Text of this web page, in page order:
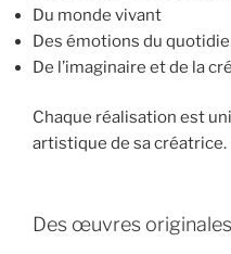
Du monde vivant
Des émotions du
De l’imaginaire et de la
Chaque réalisation est
artistique de sa créatrice.
Des œuvres